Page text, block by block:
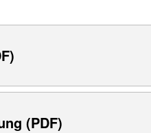
(PDF)